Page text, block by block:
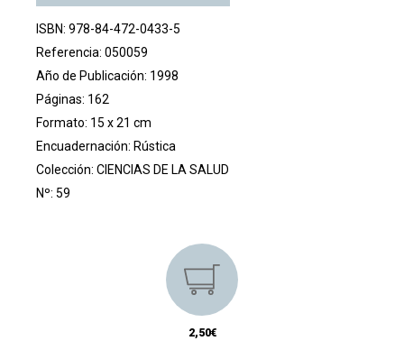
ISBN: 978-84-472-0433-5
Referencia: 050059
Año de Publicación: 1998
Páginas: 162
Formato: 15 x 21 cm
Encuadernación: Rústica
Colección: CIENCIAS DE LA SALUD
Nº: 59
2,50€